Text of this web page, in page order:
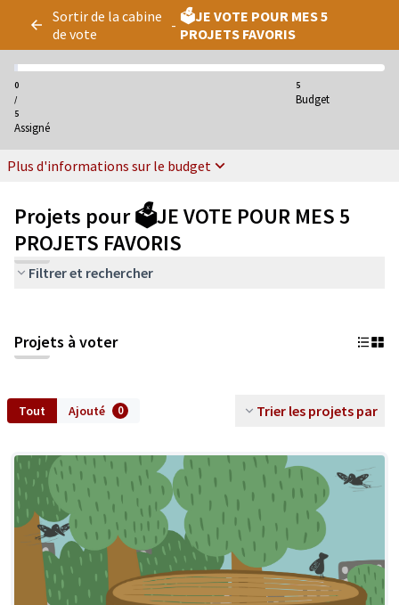
Sortir de la cabine
de vote
- 🗳️JE VOTE POUR MES 5
PROJETS FAVORIS
0
/
5
Assigné
5
Budget
Plus d'informations sur le budget
Projets pour 🗳️JE VOTE POUR MES 5
PROJETS FAVORIS
Filtrer et rechercher
Projets à voter
Tout Ajouté 0 Trier les projets par
Panneau de gestion des cookies